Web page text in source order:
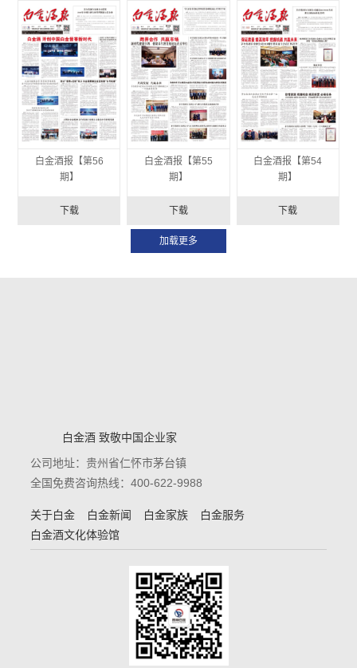
白金酒报【第56
期】
下载
白金酒报【第55
期】
下载
白金酒报【第54
期】
下载
白金酒 致敬中国企业家
公司地址：贵州省仁怀市茅台镇
全国免费咨询热线：400-622-9988
关于白金 白金新闻 白金家族
白金服务
白金酒文化体验馆